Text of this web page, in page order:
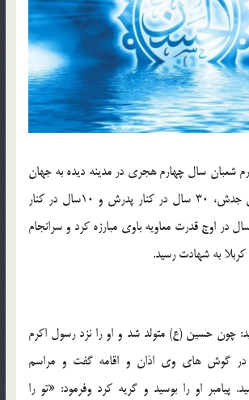
شعبان سال چهارم هجری در مدینه دیده به جهان
گشود. 6 سال در زمان جدش، 30 سال در کنار پدرش و 10سال در کنار
و پس از آن 10 سال در اوج قدرت معاویه باوی مبارزه کرد و سرانجام
چون حسین (ع) متولد شد و او را نزد رسول اکرم
گوش های وی اذان و اقامه گفت و مراسم
پیامبر او را بوسید و گریه کرد وفرمود: «تو را